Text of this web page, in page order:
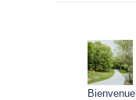
Bienvenue